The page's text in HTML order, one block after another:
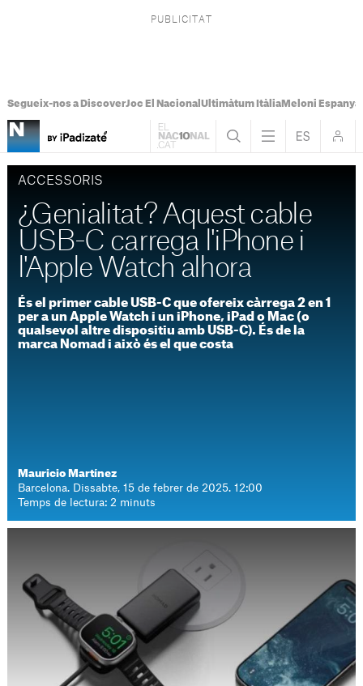
Segueix-nos a DiscoverJoc El Nacional Ultimàtum ItàliaMeloni Espanya
ACCESSORIS
¿Genialitat? Aquest cable
USB-C carrega l'iPhone i
l'Apple Watch alhora
És el primer cable USB-C que ofereix càrrega 2 en 1
per a un Apple Watch i un iPhone, iPad o Mac (o
qualsevol altre dispositiu amb USB-C). És de la
marca Nomad i això és el que costa
Mauricio Martínez
Barcelona. Dissabte, 15 de febrer de 2025. 12:00
Temps de lectura: 2 minuts